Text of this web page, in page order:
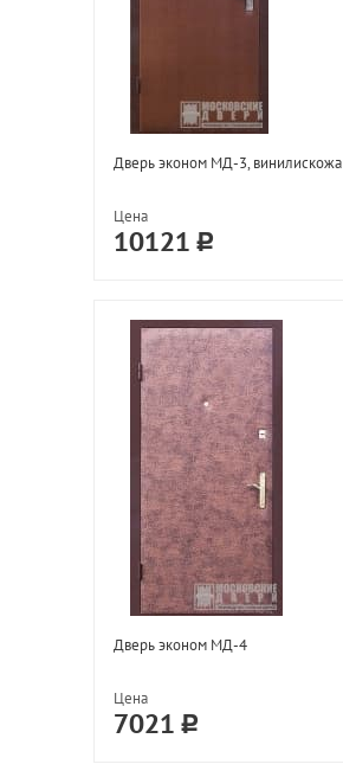
Дверь эконом МД-3, винилискожа
Цена
10121
Дверь эконом МД-4
Цена
7021